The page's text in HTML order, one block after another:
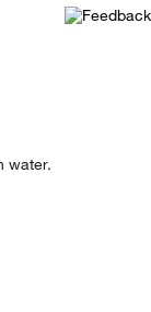
water.